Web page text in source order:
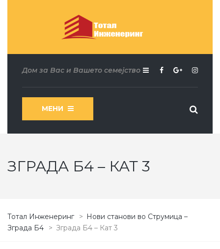
Дом за Вас и Вашето семејство
МЕНИ
ЗГРАДА Б4 – КАТ 3
Тотал Инженеринг > Нови станови во Струмица –
Зграда Б4
> Зграда Б4 – Кат 3